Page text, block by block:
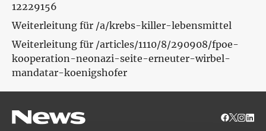
12229156
Weiterleitung für /a/krebs-killer-lebensmittel
Weiterleitung für /articles/1110/8/290908/fpoe-
kooperation-neonazi-seite-erneuter-wirbel-
mandatar-koenigshofer